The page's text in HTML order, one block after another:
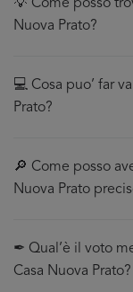
💡 Come posso
Nuova Prato?
💻 Cosa puo’ far
Prato?
🔎 Come posso
Nuova Prato
✒ Qual’è il voto
Casa Nuova Prato?